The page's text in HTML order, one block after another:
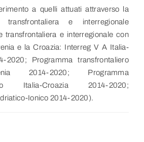
a quelli attuati attraverso la
transfrontaliera e interregionale
transfrontaliera e interregionale con
e la Croazia: Interreg V A Italia-
2020; Programma transfrontaliero
2014-2020; Programma
Italia-Croazia 2014-2020;
Ionico 2014-2020).